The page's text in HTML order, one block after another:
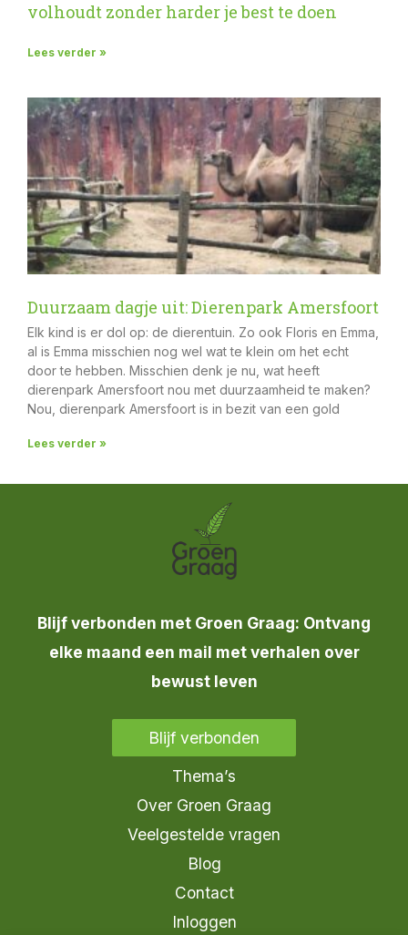
volhoudt zonder harder je best te doen
Lees verder »
Duurzaam dagje uit: Dierenpark Amersfoort
Elk kind is er dol op: de dierentuin. Zo ook Floris en Emma,
al is Emma misschien nog wel wat te klein om het echt
door te hebben. Misschien denk je nu, wat heeft
dierenpark Amersfoort nou met duurzaamheid te maken?
Nou, dierenpark Amersfoort is in bezit van een gold
Lees verder »
Blijf verbonden met Groen Graag: Ontvang
elke maand een mail met verhalen over
bewust leven
Blijf verbonden
Thema’s
Over Groen Graag
Veelgestelde vragen
Blog
Contact
Inloggen